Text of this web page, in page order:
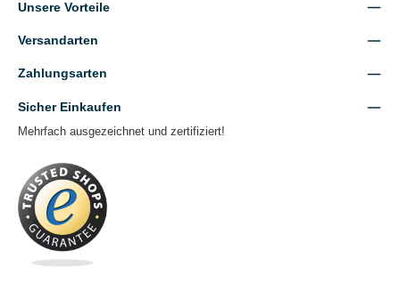
Unsere Vorteile
Versandarten
Zahlungsarten
Sicher Einkaufen
Mehrfach ausgezeichnet und zertifiziert!